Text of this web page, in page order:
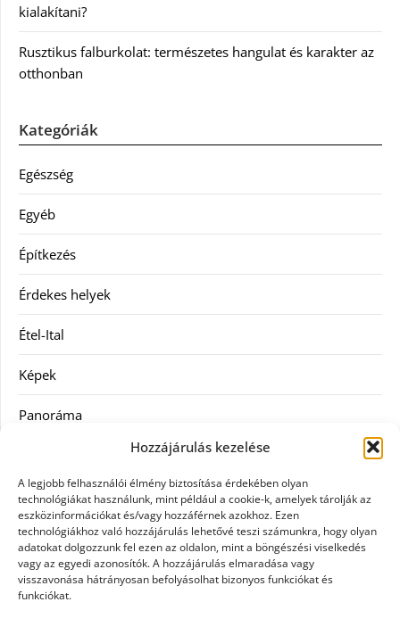
Hozzájárulás kezelése
A legjobb felhasználói élmény biztosítása érdekében olyan
technológiákat használunk, mint például a cookie-k, amelyek tárolják az
eszközinformációkat és/vagy hozzáférnek azokhoz. Ezen
technológiákhoz való hozzájárulás lehetővé teszi számunkra, hogy olyan
adatokat dolgozzunk fel ezen az oldalon, mint a böngészési viselkedés
vagy az egyedi azonosítók. A hozzájárulás elmaradása vagy
visszavonása hátrányosan befolyásolhat bizonyos funkciókat és
funkciókat.
kialakítani?
Rusztikus falburkolat: természetes hangulat és karakter az
otthonban
Kategóriák
Egészség
Egyéb
Építkezés
Érdekes helyek
Étel-Ital
Képek
Panoráma
Szolgáltatás
Vásárlás
Webáruházak